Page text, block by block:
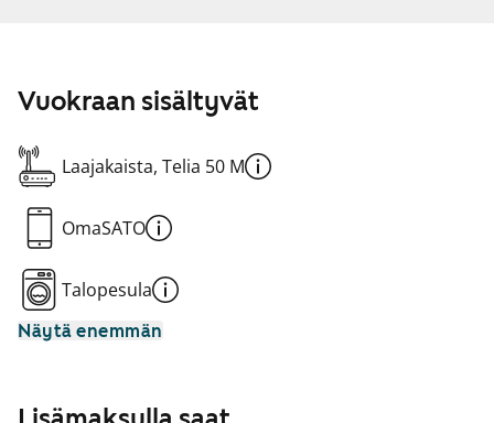
Vuokraan sisältyvät
Laajakaista, Telia 50 M
OmaSATO
Talopesula
Näytä enemmän